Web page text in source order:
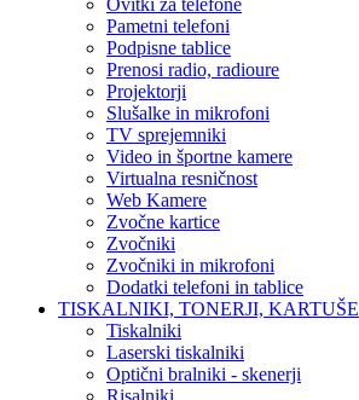
Pametni telefoni
Podpisne tablice
Prenosi radio, radioure
Projektorji
Slušalke in mikrofoni
TV sprejemniki
Video in športne kamere
Virtualna resničnost
Web Kamere
Zvočne kartice
Zvočniki
Zvočniki in mikrofoni
Dodatki telefoni in tablice
TISKALNIKI, TONERJI, KARTUŠE
Tiskalniki
Laserski tiskalniki
Optični bralniki - skenerji
Risalniki